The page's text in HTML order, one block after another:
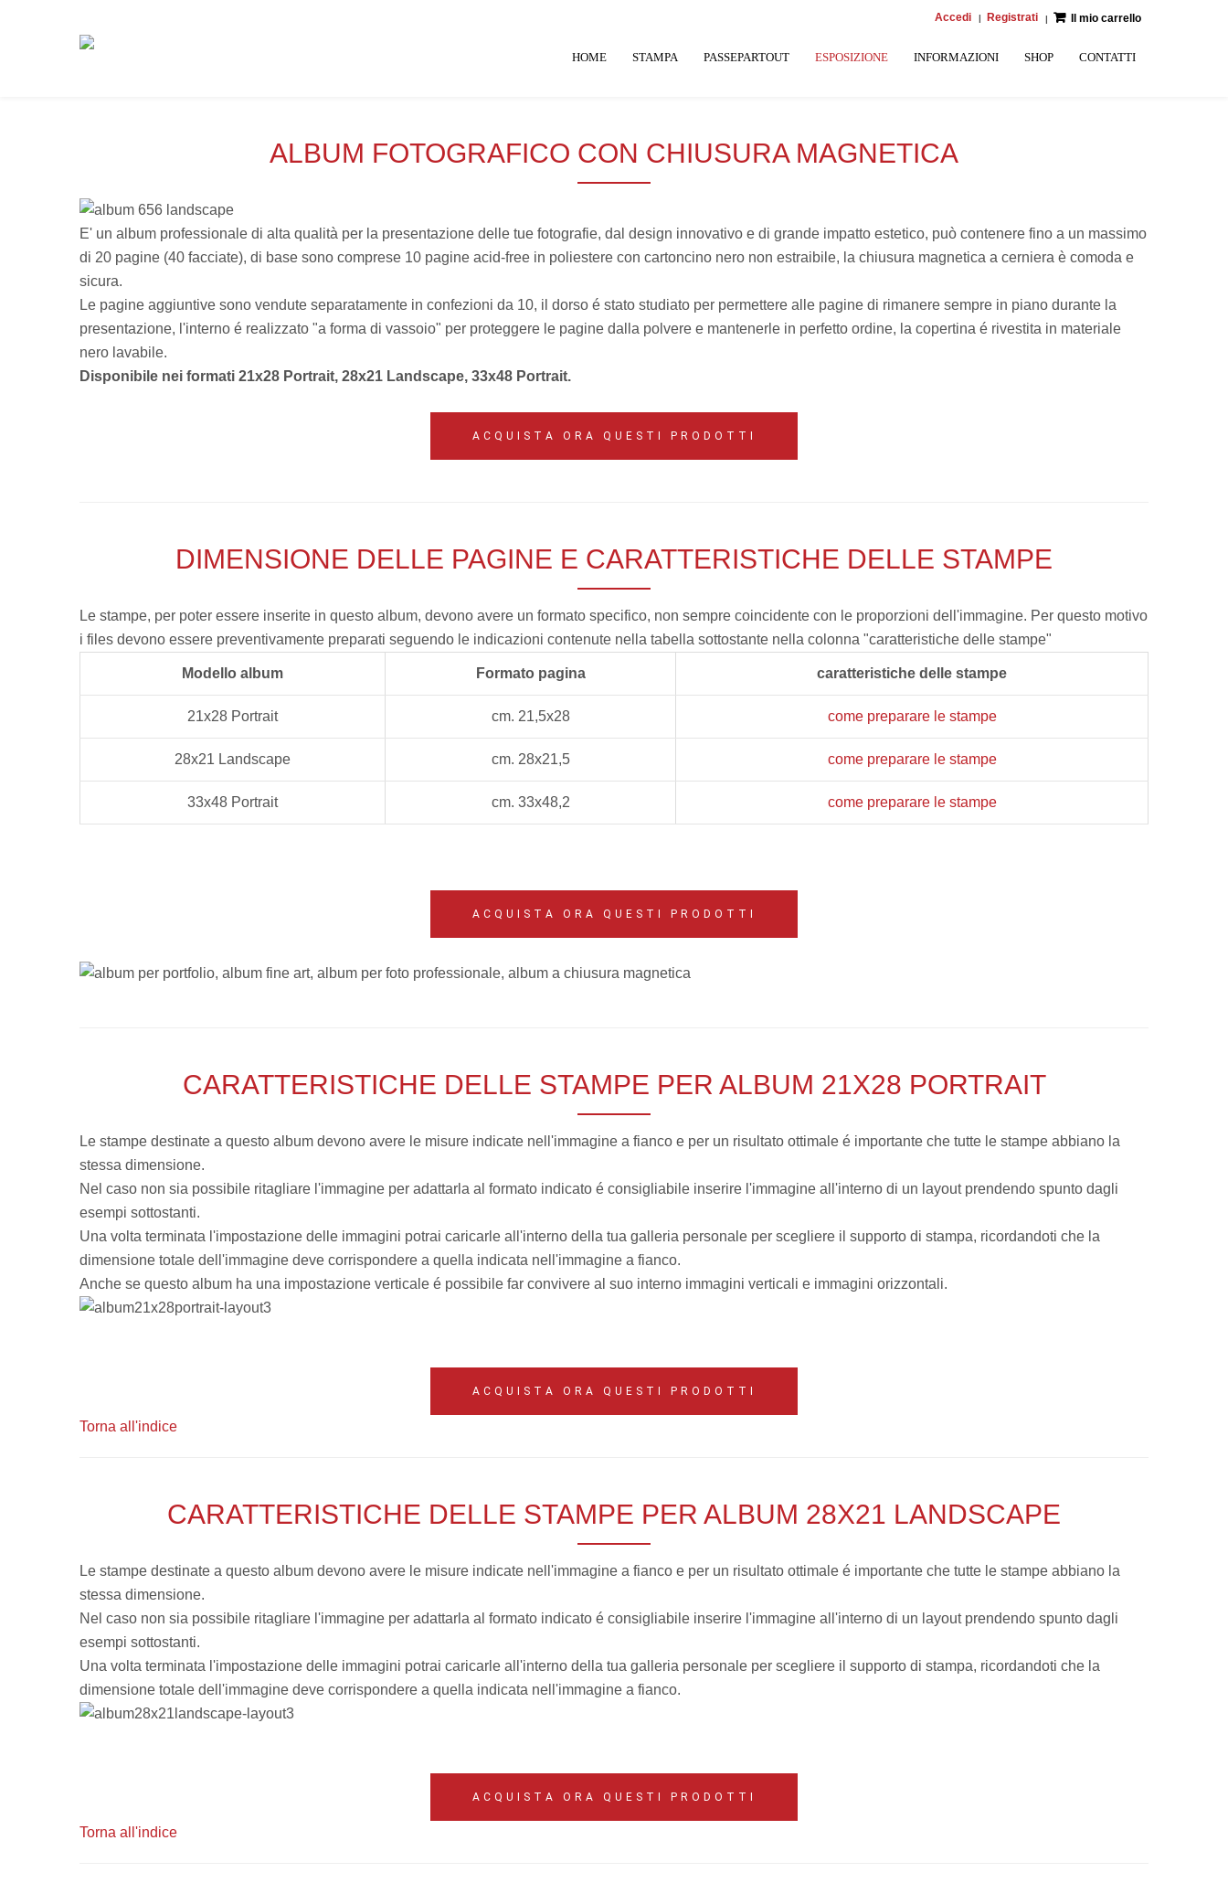
Accedi Registrati Il mio carrello
HOME STAMPA
PER IL MONTAGGIO
PASSEPARTOUT ESPOSIZIONE INFORMAZIONI
FOTONEGOZIANTI E PROFESSIONISTI
GLI AMICI DI PHOTOGEM
SHOP CONTATTI
ALBUM FOTOGRAFICO CON CHIUSURA MAGNETICA
E' un album professionale di alta qualità per la presentazione delle tue fotografie, dal design innovativo e di grande impatto estetico, può contenere fino a un massimo
di 20 pagine (40 facciate), di base sono comprese 10 pagine acid-free in poliestere con cartoncino nero non estraibile, la chiusura magnetica a cerniera è comoda e
sicura.
Le pagine aggiuntive sono vendute separatamente in confezioni da 10, il dorso é stato studiato per permettere alle pagine di rimanere sempre in piano durante la
presentazione, l'interno é realizzato "a forma di vassoio" per proteggere le pagine dalla polvere e mantenerle in perfetto ordine, la copertina é rivestita in materiale
nero lavabile.
Disponibile nei formati 21x28 Portrait, 28x21 Landscape, 33x48 Portrait.
ACQUISTA ORA QUESTI PRODOTTI
DIMENSIONE DELLE PAGINE E CARATTERISTICHE DELLE STAMPE
Le stampe, per poter essere inserite in questo album, devono avere un formato specifico, non sempre coincidente con le proporzioni dell'immagine. Per questo motivo
i files devono essere preventivamente preparati seguendo le indicazioni contenute nella tabella sottostante nella colonna "caratteristiche delle stampe"
Modello album Formato pagina caratteristiche delle stampe
21x28 Portrait cm. 21,5x28 come preparare le stampe
28x21 Landscape cm. 28x21,5 come preparare le stampe
33x48 Portrait cm. 33x48,2 come preparare le stampe
ACQUISTA ORA QUESTI PRODOTTI
CARATTERISTICHE DELLE STAMPE PER ALBUM 21X28 PORTRAIT
Le stampe destinate a questo album devono avere le misure indicate nell'immagine a fianco e per un risultato ottimale é importante che tutte le stampe abbiano la
stessa dimensione.
Nel caso non sia possibile ritagliare l'immagine per adattarla al formato indicato é consigliabile inserire l'immagine all'interno di un layout prendendo spunto dagli
esempi sottostanti.
Una volta terminata l'impostazione delle immagini potrai caricarle all'interno della tua galleria personale per scegliere il supporto di stampa, ricordandoti che la
dimensione totale dell'immagine deve corrispondere a quella indicata nell'immagine a fianco.
Anche se questo album ha una impostazione verticale é possibile far convivere al suo interno immagini verticali e immagini orizzontali.
ACQUISTA ORA QUESTI PRODOTTI
Torna all'indice
CARATTERISTICHE DELLE STAMPE PER ALBUM 28X21 LANDSCAPE
Le stampe destinate a questo album devono avere le misure indicate nell'immagine a fianco e per un risultato ottimale é importante che tutte le stampe abbiano la
stessa dimensione.
Nel caso non sia possibile ritagliare l'immagine per adattarla al formato indicato é consigliabile inserire l'immagine all'interno di un layout prendendo spunto dagli
esempi sottostanti.
Una volta terminata l'impostazione delle immagini potrai caricarle all'interno della tua galleria personale per scegliere il supporto di stampa, ricordandoti che la
dimensione totale dell'immagine deve corrispondere a quella indicata nell'immagine a fianco.
ACQUISTA ORA QUESTI PRODOTTI
Torna all'indice